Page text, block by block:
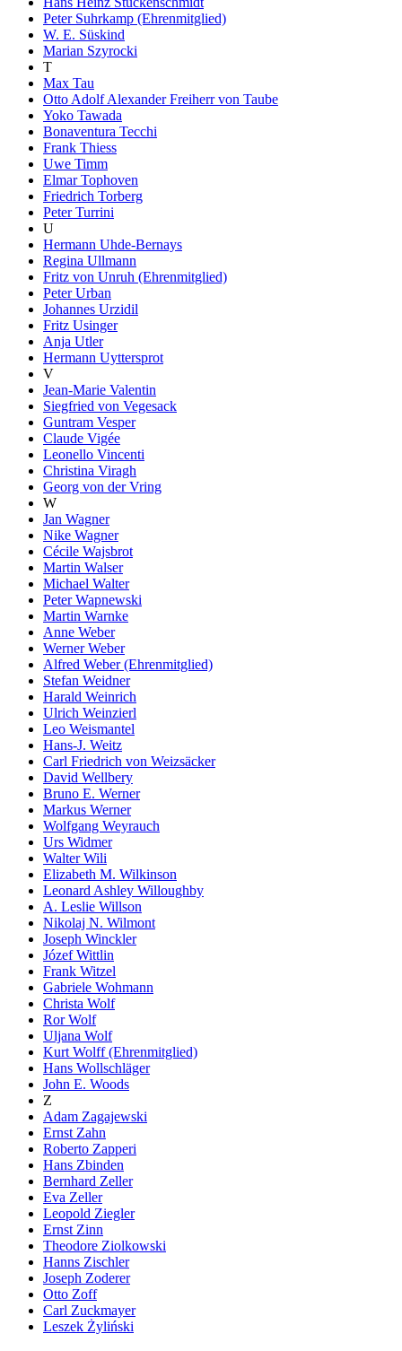
Peter Suhrkamp (Ehrenmitglied)
W. E. Süskind
Marian Szyrocki
T
Max Tau
Otto Adolf Alexander Freiherr von Taube
Yoko Tawada
Bonaventura Tecchi
Frank Thiess
Uwe Timm
Elmar Tophoven
Friedrich Torberg
Peter Turrini
U
Hermann Uhde-Bernays
Regina Ullmann
Fritz von Unruh (Ehrenmitglied)
Peter Urban
Johannes Urzidil
Fritz Usinger
Anja Utler
Hermann Uyttersprot
V
Jean-Marie Valentin
Siegfried von Vegesack
Guntram Vesper
Claude Vigée
Leonello Vincenti
Christina Viragh
Georg von der Vring
W
Jan Wagner
Nike Wagner
Cécile Wajsbrot
Martin Walser
Michael Walter
Peter Wapnewski
Martin Warnke
Anne Weber
Werner Weber
Alfred Weber (Ehrenmitglied)
Stefan Weidner
Harald Weinrich
Ulrich Weinzierl
Leo Weismantel
Hans-J. Weitz
Carl Friedrich von Weizsäcker
David Wellbery
Bruno E. Werner
Markus Werner
Wolfgang Weyrauch
Urs Widmer
Walter Wili
Elizabeth M. Wilkinson
Leonard Ashley Willoughby
A. Leslie Willson
Nikolaj N. Wilmont
Joseph Winckler
Józef Wittlin
Frank Witzel
Gabriele Wohmann
Christa Wolf
Ror Wolf
Uljana Wolf
Kurt Wolff (Ehrenmitglied)
Hans Wollschläger
John E. Woods
Z
Adam Zagajewski
Ernst Zahn
Roberto Zapperi
Hans Zbinden
Bernhard Zeller
Eva Zeller
Leopold Ziegler
Ernst Zinn
Theodore Ziolkowski
Hanns Zischler
Joseph Zoderer
Otto Zoff
Carl Zuckmayer
Leszek Żyliński